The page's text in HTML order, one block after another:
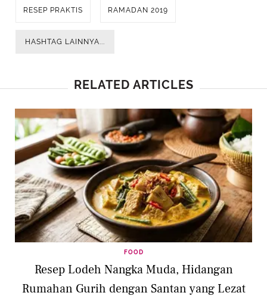
RESEP PRAKTIS RAMADAN 2019
HASHTAG LAINNYA...
RELATED ARTICLES
FOOD
Resep Lodeh Nangka Muda, Hidangan
Rumahan Gurih dengan Santan yang Lezat